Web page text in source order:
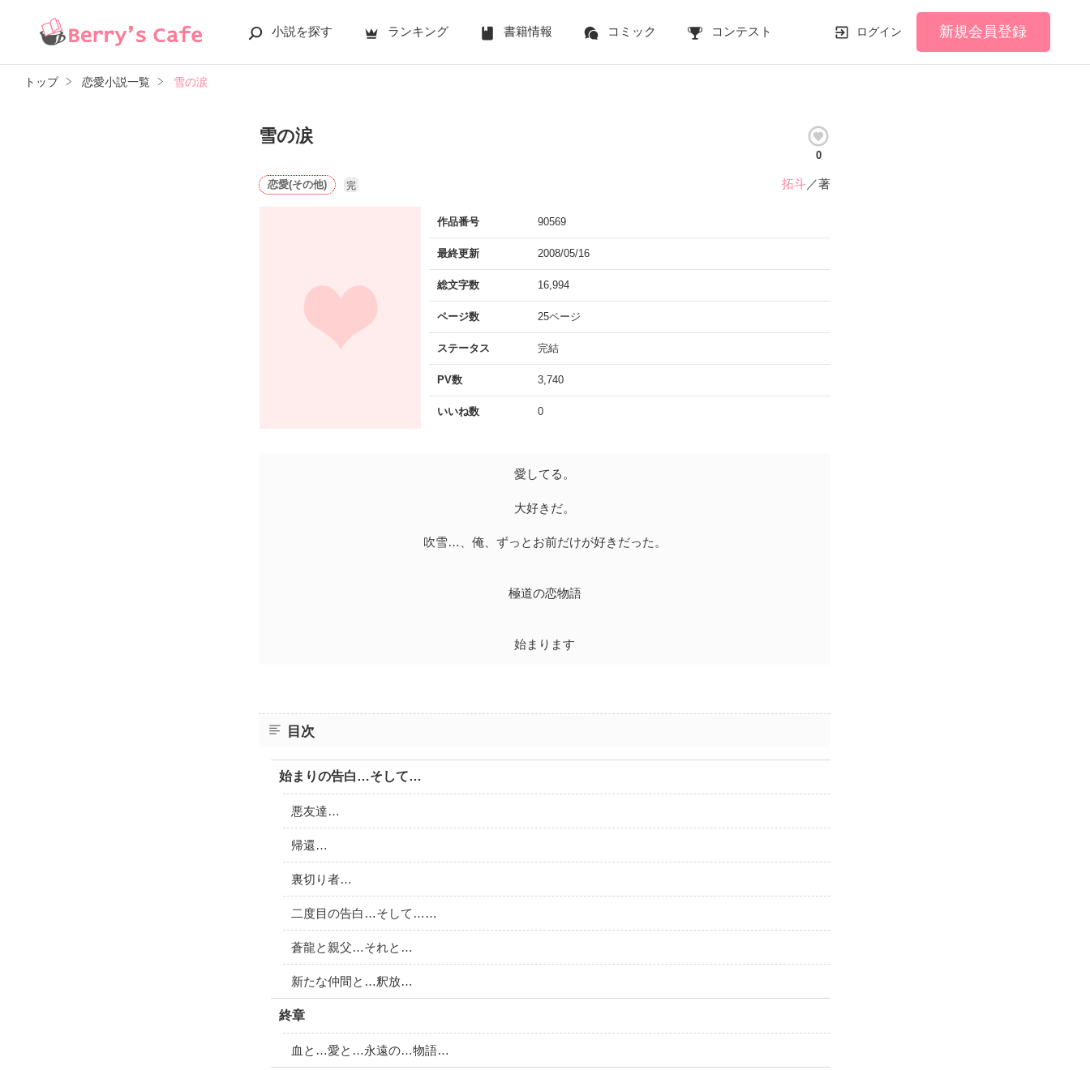
小説を探す ランキング 書籍情報 コミック コンテスト ログイン 新規会員登録
トップ 恋愛小説一覧 雪の涙
雪の涙
0
恋愛(その他) 完 拓斗／著
作品番号 90569
最終更新 2008/05/16
総文字数 16,994
ページ数 25ページ
ステータス 完結
PV数 3,740
いいね数 0
愛してる。
大好きだ。
吹雪…、俺、ずっとお前だけが好きだった。
極道の恋物語
始まります
目次
始まりの告白…そして…
悪友達…
帰還…
裏切り者…
二度目の告白…そして……
蒼龍と親父…それと…
新たな仲間と…釈放…
終章
血と…愛と…永遠の…物語…